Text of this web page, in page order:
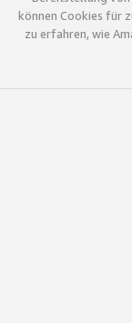
können Cookies für
zu erfahren, wie